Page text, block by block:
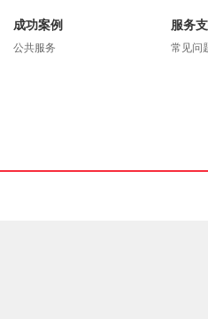
成功案例
公共服务
服务
常见问